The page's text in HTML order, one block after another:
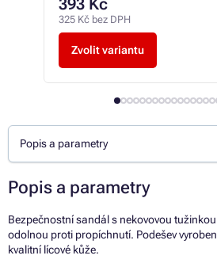
393 Kč
325 Kč bez DPH
Zvolit variantu
Popis a parametry
Popis a parametry
Bezpečnostní sandál s nekovovou
odolnou proti propíchnutí. Podešev
kvalitní lícové kůže.